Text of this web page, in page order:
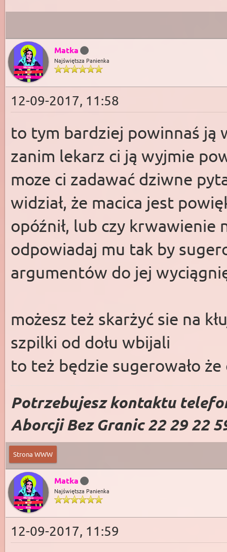
Matka
Najświętsza Panienka
12-09-2017, 11:58
to tym bardziej powinnaś ją
zanim lekarz ci ją wyjmie
moze ci zadawać dziwne
widział, że macica jest
opóźnił, lub czy krwawienie
odpowiadaj mu tak by
argumentów do jej
możesz też skarżyć sie na
szpilki od dołu wbijali
to też będzie sugerowało
Potrzebujesz kontaktu
Aborcji Bez Granic 22 29 22
Strona WWW
Matka
Najświętsza Panienka
12-09-2017, 11:59